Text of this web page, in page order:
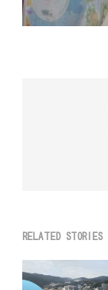
RELATED STORIES